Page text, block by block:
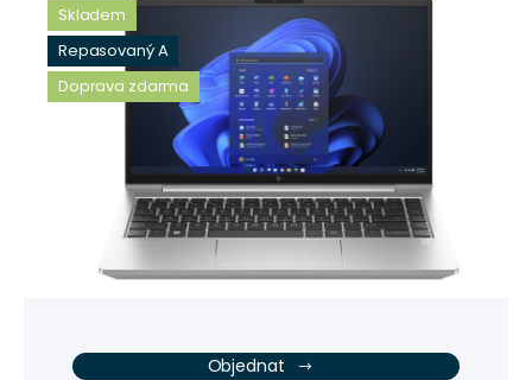
Skladem
Repasovaný A
Doprava zdarma
Objednat